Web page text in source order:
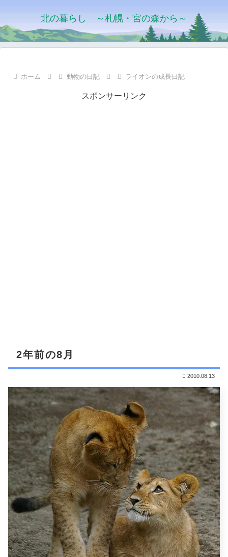
北の暮らし ～札幌・宮の森から～
ホーム 動物の日記 ライオンの成長日記
スポンサーリンク
2年前の8月
2010.08.13